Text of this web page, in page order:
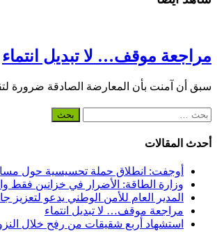
مراجعة موقف… لا تبديل انتماء
سبق أن آمنت بأن المعارضة الصادقة ضرورة
البحث
أحدث المقالات
أوجفت: انطلاق حملة تحسيسية حول
وزارة الطاقة: الأضرار في خزانين فقط
المدير العام للأمن الوطني يدعو لتعزيز
مراجعة موقف… لا تبديل انتماء
استشهاد أربع شقيقات من رفح خلال